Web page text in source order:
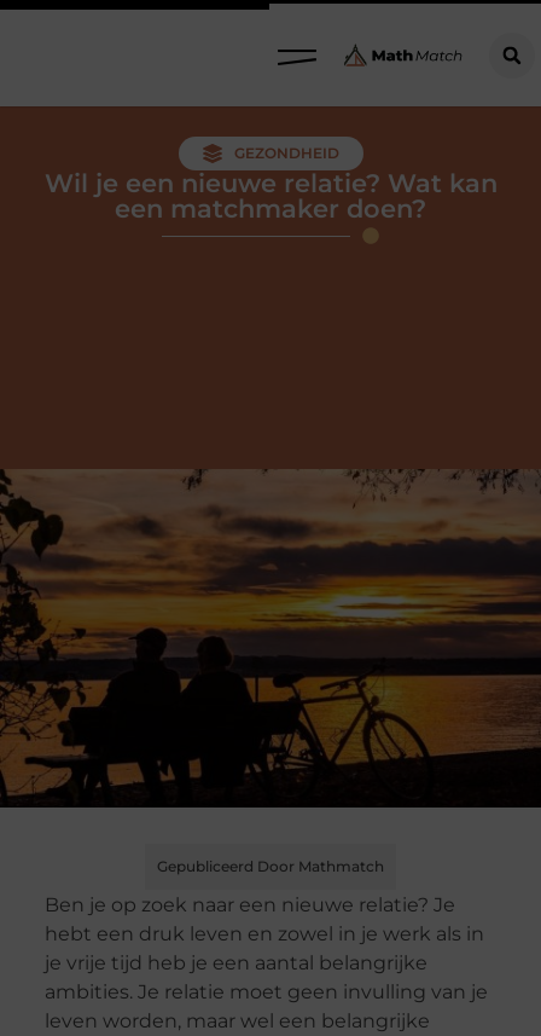
GEZONDHEID
Wil je een nieuwe relatie? Wat kan
een matchmaker doen?
Gepubliceerd Door Mathmatch
Ben je op zoek naar een nieuwe relatie? Je
hebt een druk leven en zowel in je werk als in
je vrije tijd heb je een aantal belangrijke
ambities. Je relatie moet geen invulling van je
leven worden, maar wel een belangrijke